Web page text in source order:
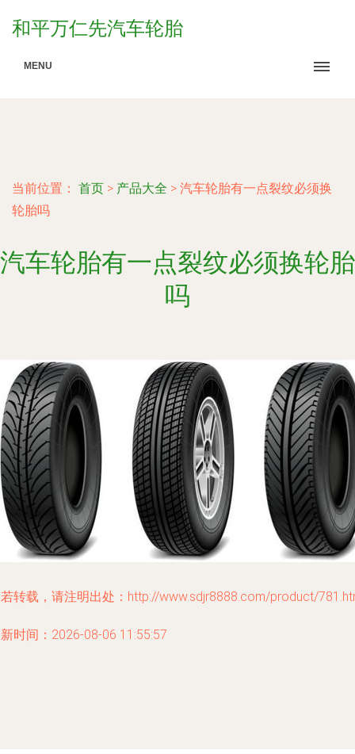
和平万仁先汽车轮胎
MENU
当前位置： 首页 > 产品大全 > 汽车轮胎有一点裂纹必须换
轮胎吗
汽车轮胎有一点裂纹必须换轮胎
吗
转载，请注明出处：http://www.sdjr8888.com/product/
时间：2026-08-06 11:55:57